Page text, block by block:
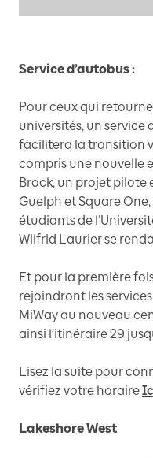
Service d’autobus :
Pour ceux qui
universités, un service
facilitera la transition
compris une nouvelle
Brock, un projet pilote
Guelph et Square
étudiants de
Wilfrid Laurier se
Et pour la première
rejoindront les services
MiWay au nouveau
ainsi l’itinéraire 29
Lisez la suite pour
vérifiez votre horaire
Lakeshore West